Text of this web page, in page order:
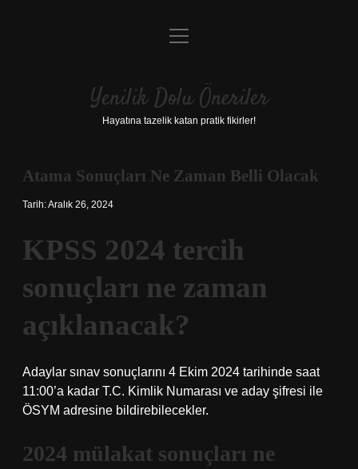
Anasayfa
Yasal Uyarı
menüyü
Yenilik Dolu Öneriler
Hayatına tazelik katan pratik fikirler!
Atama Sonuçları Ne Zaman Belli Olacak
Tarih: Aralık 26, 2024
KPSS 2024 tercih
sonuçları ne zaman
açıklanacak?
Adaylar sınav sonuçlarını 4 Ekim 2024 tarihinde saat
11:00’a kadar T.C. Kimlik Numarası ve aday şifresi ile
ÖSYM adresine bildirebilecekler.
2024 mülakat sonuçları ne